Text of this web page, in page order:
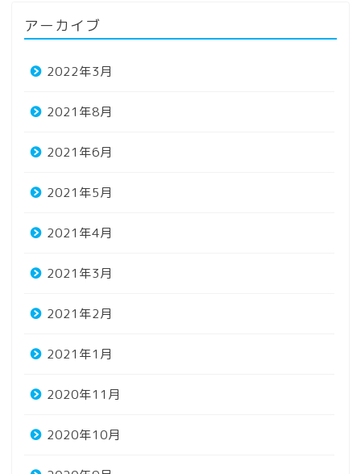
アーカイブ
2022年3月
2021年8月
2021年6月
2021年5月
2021年4月
2021年3月
2021年2月
2021年1月
2020年11月
2020年10月